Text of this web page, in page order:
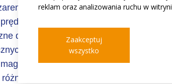
reklam oraz analizowania ruchu w
Zaakceptuj
wszystko
zastosowań są
obrotowej,
do pomiarów.
często
do
rodzaju